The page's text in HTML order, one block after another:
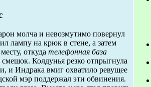
молча и невозмутимо повернул
лампу на крюк в стене, а затем
откуда телефонная база
смешок. Колдунья резко отпрыгнула
и Индрака вмиг охватило ревущее
мэр поддержал эти обвинения.